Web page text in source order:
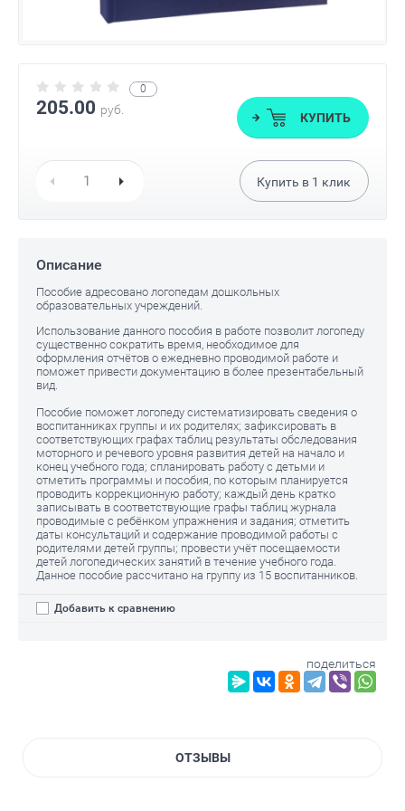
0
205.00 руб.
КУПИТЬ
Купить в 1 клик
Описание
Пособие адресовано логопедам дошкольных
образовательных учреждений.
Использование данного пособия в работе позволит логопеду
существенно сократить время, необходимое для
оформления отчётов о ежедневно проводимой работе и
поможет привести документацию в более презентабельный
вид.
Пособие поможет логопеду систематизировать сведения о
воспитанниках группы и их родителях; зафиксировать в
соответствующих графах таблиц результаты обследования
моторного и речевого уровня развития детей на начало и
конец учебного года; спланировать работу с детьми и
отметить программы и пособия, по которым планируется
проводить коррекционную работу; каждый день кратко
записывать в соответствующие графы таблиц журнала
проводимые с ребёнком упражнения и задания; отметить
даты консультаций и содержание проводимой работы с
родителями детей группы; провести учёт посещаемости
детей логопедических занятий в течение учебного года.
Данное пособие рассчитано на группу из 15 воспитанников.
Добавить к сравнению
поделиться
ОТЗЫВЫ